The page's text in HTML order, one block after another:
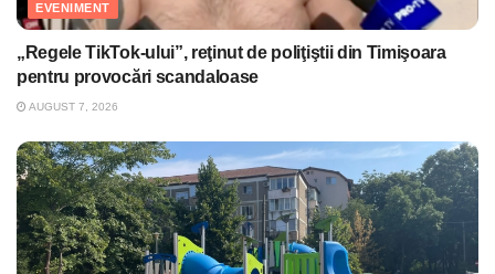
EVENIMENT
„Regele TikTok-ului”, reţinut de poliţiştii din Timişoara
pentru provocări scandaloase
AUGUST 7, 2026